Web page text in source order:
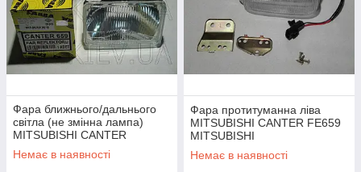
Фара ближнього/дальнього
світла (не змінна лампа)
MITSUBISHI CANTER
515/639/659
(MC927615/MC927618) GEN
Немає в наявності
Фара протитуманна ліва
MITSUBISHI CANTER FE659
MITSUBISHI
Немає в наявності